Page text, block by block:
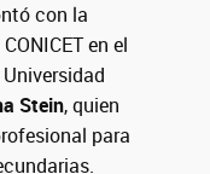
con la
en el
Stein, quien
para